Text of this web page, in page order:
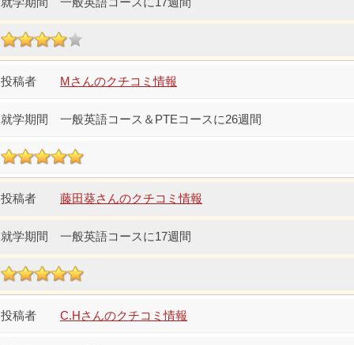
Mさんのクチコミ情報
一般英語コース＆PTEコースに26週間
藤田葵さんのクチコミ情報
一般英語コースに17週間
C.Hさんのクチコミ情報